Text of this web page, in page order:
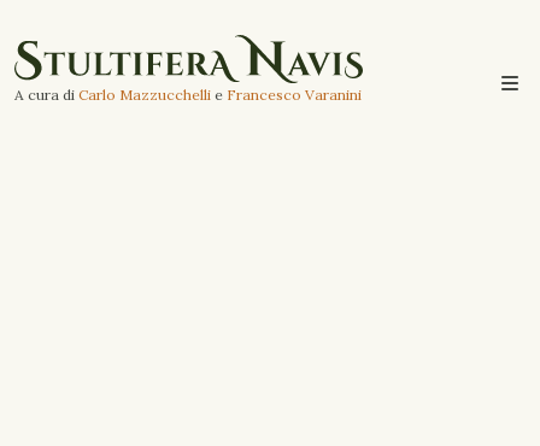
A cura di Carlo Mazzucchelli e Francesco Varanini